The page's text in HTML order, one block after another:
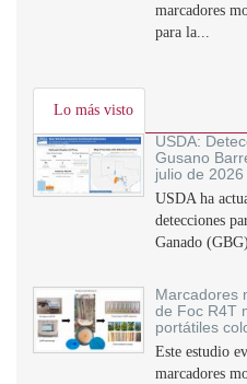
marcadores
para la...
Lo más visto
USDA:
Gusano
julio de 2026
USDA ha
detecciones
Ganado
Marcadores
de Foc R4T
portátiles
Este estudio
marcadores